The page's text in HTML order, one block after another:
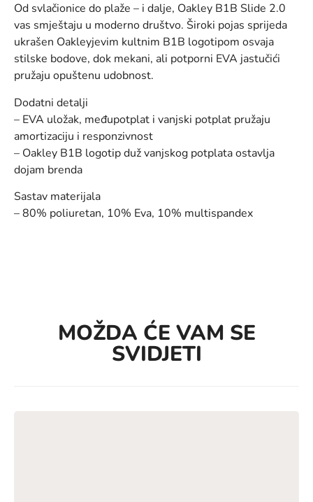
Od svlačionice do plaže – i dalje, Oakley B1B Slide 2.0
vas smještaju u moderno društvo. Široki pojas sprijeda
ukrašen Oakleyjevim kultnim B1B logotipom osvaja
stilske bodove, dok mekani, ali potporni EVA jastučići
pružaju opuštenu udobnost.
Dodatni detalji
– EVA uložak, međupotplat i vanjski potplat pružaju
amortizaciju i responzivnost
– Oakley B1B logotip duž vanjskog potplata ostavlja
dojam brenda
Sastav materijala
– 80% poliuretan, 10% Eva, 10% multispandex
MOŽDA ĆE VAM SE
SVIDJETI